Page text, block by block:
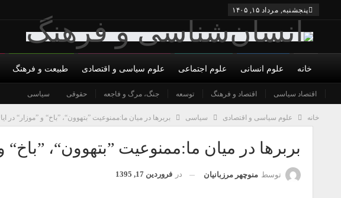
پنجشنبه, مرداد ۱۵, ۱۴۰۵
خانه
درباره ما شورای عالی نویسندگان شرایط همکاری و عضویت تماس با ما حمایت مالی
علوم انسانی علوم اجتماعی علوم سیاسی و اقتصادی
اقتصاد سیاسی اقتصاد و فرهنگ توسعه جنگ، مرگ و فاجعه حقوقی سیاسی
طبیعت و فرهنگ
خانه علوم سیاسی و اقتصادی سیاسی بربرها در میان ما:ممنوعیت ”بتهوون“، ”باخ“ و ”موزار“ در
بربرها در میان ما:ممنوعیت ”بتهوون“، ”باخ“
توسط منوچهر مرزبانیان در فروردین 17, 1395